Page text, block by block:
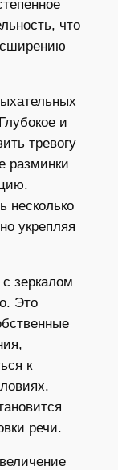
что
и
тревогу
разминки
несколько
укрепляя
зеркалом
Это
к
речи.